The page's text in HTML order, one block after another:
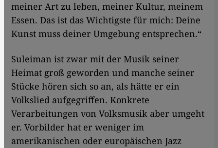
meiner Art zu leben, meiner Kultur, meinem
Essen. Das ist das Wichtigste für mich: Deine
Kunst muss deiner Umgebung entsprechen.“
Suleiman ist zwar mit der Musik seiner
Heimat groß geworden und manche seiner
Stücke hören sich so an, als hätte er ein
Volkslied aufgegriffen. Konkrete
Verarbeitungen von Volksmusik aber umgeht
er. Vorbilder hat er weniger im
amerikanischen oder europäischen Jazz